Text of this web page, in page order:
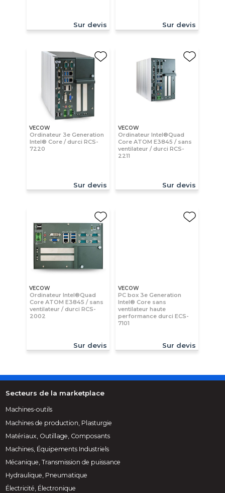
Sur devis Sur devis
VECOW
Ordinateur 3e Generation
Intel® Core / durci RCS-
7220
Sur devis
VECOW
Ordinateur Intel®Quad
Core ATOM E3845 / sans
ventilateur / durci RCS-
2211
Sur devis
VECOW
Ordinateur Intel®Quad
Core ATOM E3845 / sans
ventilateur / durci RCS-
2002
Sur devis
VECOW
PC box 3e Generation
Intel® Core sans
ventilateur haute
performance durci ECS-
7101
Sur devis
Secteurs de la marketplace
Machines-outils
Machines de production, Plasturgie
Matériaux, Outillage, Composants
Machines, Équipements Industriels
Mécanique, Transmission de puissance
Hydraulique, Pneumatique
Électricité, Électronique